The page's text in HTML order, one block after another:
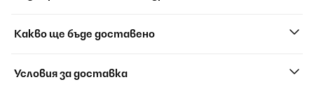
Какво ще бъде доставено
Условия за доставка